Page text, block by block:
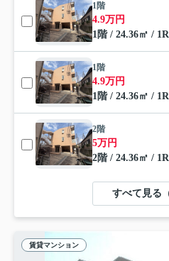
1階
4.9万円
1階 / 24.36㎡ / 1R
1階
4.9万円
1階 / 24.36㎡ / 1R
2階
5万円
2階 / 24.36㎡ / 1R
すべて見る
賃貸マンション